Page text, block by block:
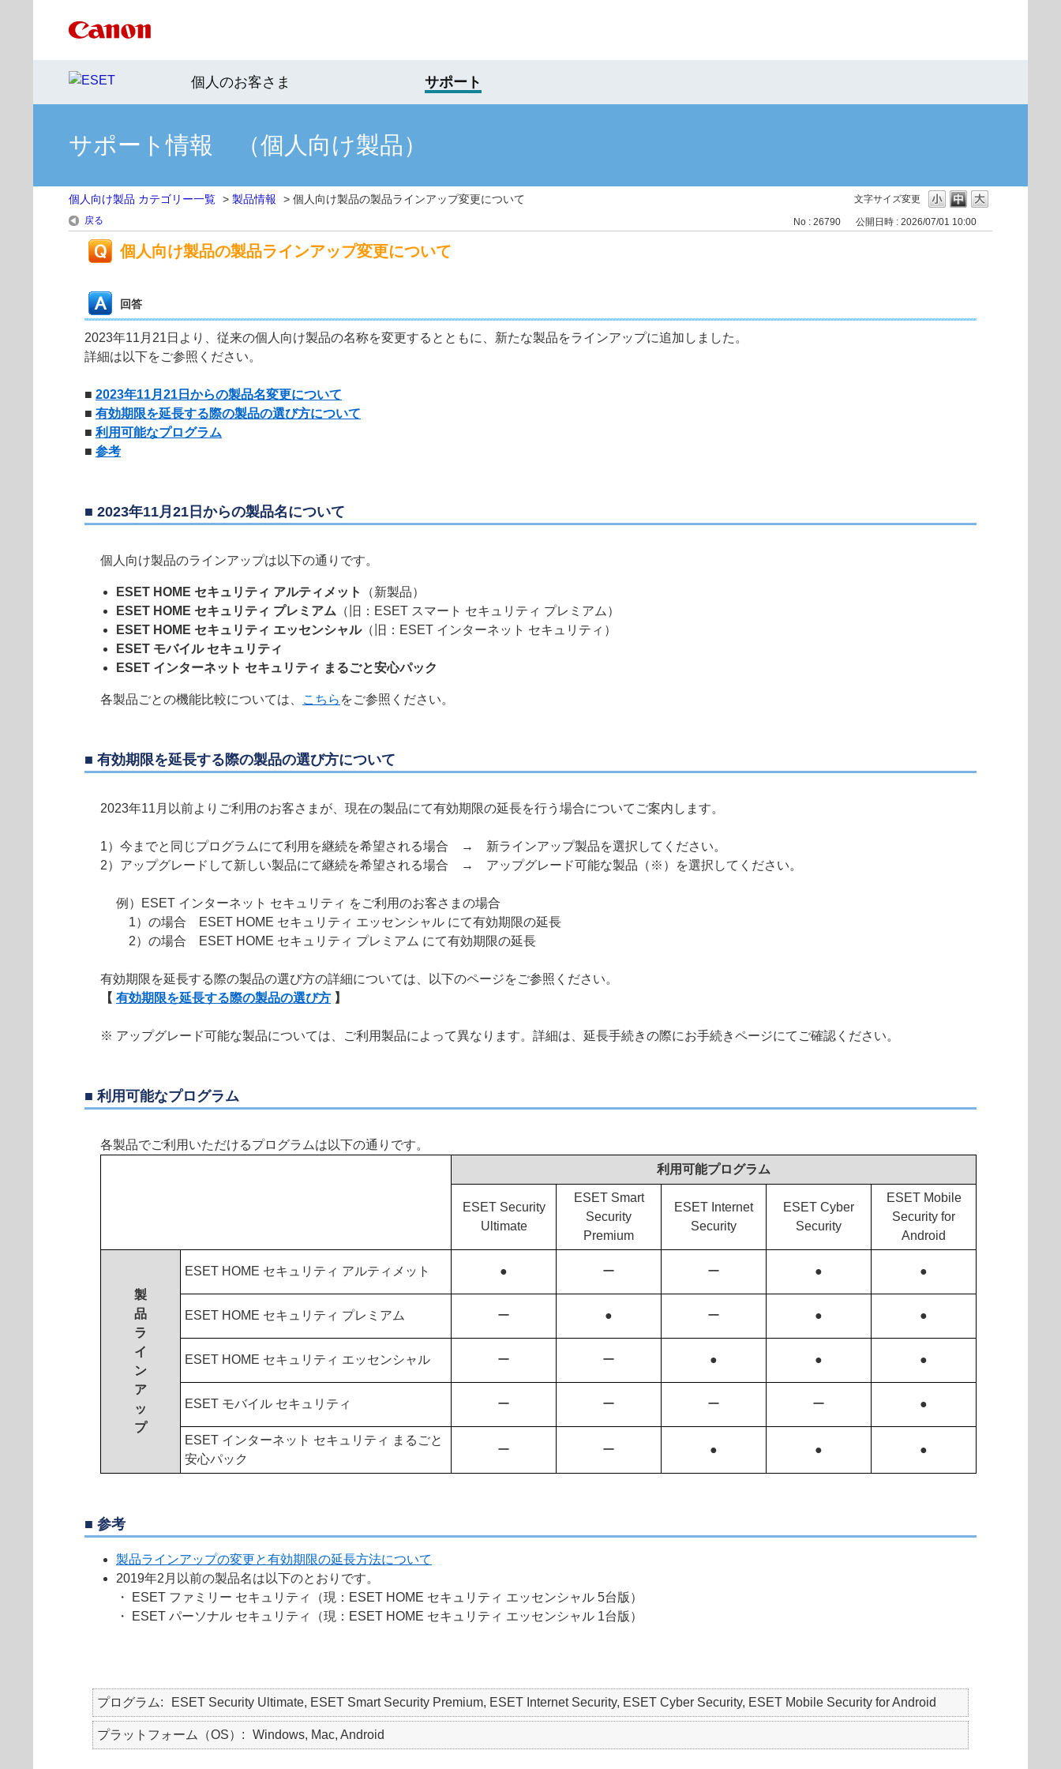
個人のお客さま サポート
サポート情報 （個人向け製品）
文字サイズ変更
個人向け製品 カテゴリー一覧 > 製品情報 > 個人向け製品の製品ラインアップ変更について
戻る No : 26790 公開日時 : 2026/07/01 10:00
個人向け製品の製品ラインアップ変更について
回答
2023年11月21日より、従来の個人向け製品の名称を変更するとともに、新たな製品をラインアップに追加しました。
詳細は以下をご参照ください。
■ 2023年11月21日からの製品名変更について
■ 有効期限を延長する際の製品の選び方について
■ 利用可能なプログラム
■ 参考
■ 2023年11月21日からの製品名について
個人向け製品のラインアップは以下の通りです。
ESET HOME セキュリティ アルティメット
（新製品）
ESET HOME セキュリティ プレミアム （旧：ESET スマート セキュリティ プレミアム）
ESET HOME セキュリティ エッセンシャル（旧：ESET インターネット セキュリティ）
ESET モバイル セキュリティ
ESET インターネット セキュリティ まるごと安心パック
各製品ごとの機能比較については、 こちら をご参照ください。
■ 有効期限を延長する際の製品の選び方について
2023年11月以前よりご利用のお客さまが、現在の製品にて有効期限の延長を行う場合についてご案内します。
1）今までと同じプログラムにて利用を継続を希望される場合 → 新ラインアップ製品を選択してください。
2）アップグレードして新しい製品にて継続を希望される場合 → アップグレード可能な製品（※）を選択してください。
例）ESET インターネット セキュリティ をご利用のお客さまの場合
1）の場合 ESET HOME セキュリティ エッセンシャル にて有効期限の延長
2）の場合 ESET HOME セキュリティ プレミアム にて有効期限の延長
有効期限を延長する際の製品の選び方の詳細については、以下のページをご参照ください。
【 有効期限を延長する際の製品の選び方 】
※ アップグレード可能な製品については、ご利用製品によって異なります。詳細は、延長手続きの際にお手続きページにてご確認ください。
■ 利用可能なプログラム
各製品でご利用いただけるプログラムは以下の通りです。
利用可能プログラム
ESET Security
Ultimate
ESET Smart
Security
Premium
ESET Internet
Security
ESET Cyber
Security
ESET Mobile
Security for
Android
製
品
ラ
イ
ン
ア
ッ
プ
ESET HOME セキュリティ アルティメット ● ー ー ● ●
ESET HOME セキュリティ プレミアム ー ● ー ● ●
ESET HOME セキュリティ エッセンシャル ー ー ● ● ●
ESET モバイル セキュリティ ー ー ー ー ●
ESET インターネット セキュリティ まるごと
安心パック
ー ー ● ● ●
■ 参考
製品ラインアップの変更と有効期限の延長方法について
2019年2月以前の製品名は以下のとおりです。
・ ESET ファミリー セキュリティ（現：ESET HOME セキュリティ エッセンシャル 5台版）
・ ESET パーソナル セキュリティ（現：ESET HOME セキュリティ エッセンシャル 1台版）
プログラム ESET Security Ultimate, ESET Smart Security Premium, ESET Internet Security, ESET Cyber Security, ESET Mobile Security for Android
プラットフォーム（OS） Windows, Mac, Android